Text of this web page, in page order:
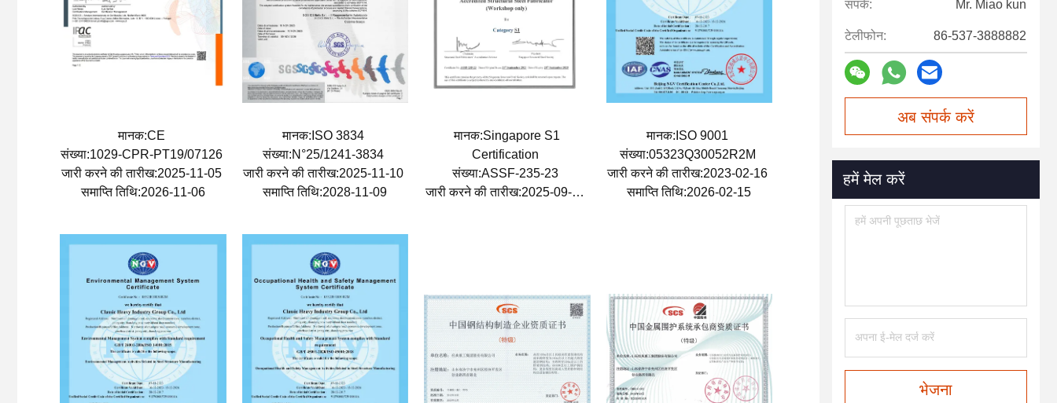
मानक:CE
संख्या:1029-CPR-PT19/07126
जारी करने की तारीख:2025-11-05
समाप्ति तिथि:2026-11-06
मानक:ISO 3834
संख्या:N°25/1241-3834
जारी करने की तारीख:2025-11-10
समाप्ति तिथि:2028-11-09
मानक:Singapore S1
Certification
संख्या:ASSF-235-23
जारी करने की तारीख:2025-09-28
मानक:ISO 9001
संख्या:05323Q30052R2M
जारी करने की तारीख:2023-02-16
समाप्ति तिथि:2026-02-15
संपर्क: Mr. Miao kun
टेलीफोन: 86-537-3888882
अब संपर्क करें
हमें मेल करें
भेजना